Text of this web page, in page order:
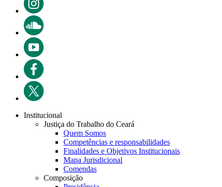
Institucional
Justiça do Trabalho do Ceará
Quem Somos
Competências e responsabilidades
Finalidades e Objetivos Institucionais
Mapa Jurisdicional
Comendas
Composição